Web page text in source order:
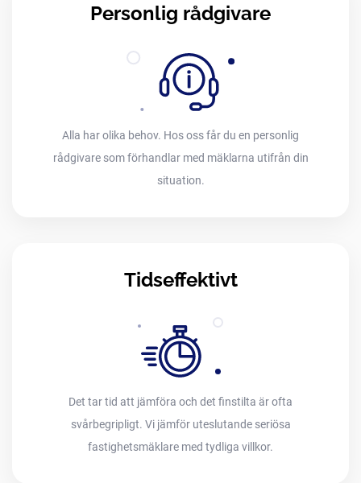
Personlig rådgivare
Alla har olika behov. Hos oss får du en personlig
rådgivare som förhandlar med mäklarna utifrån din
situation.
Tidseffektivt
Det tar tid att jämföra och det finstilta är ofta
svårbegripligt. Vi jämför uteslutande seriösa
fastighetsmäklare med tydliga villkor.